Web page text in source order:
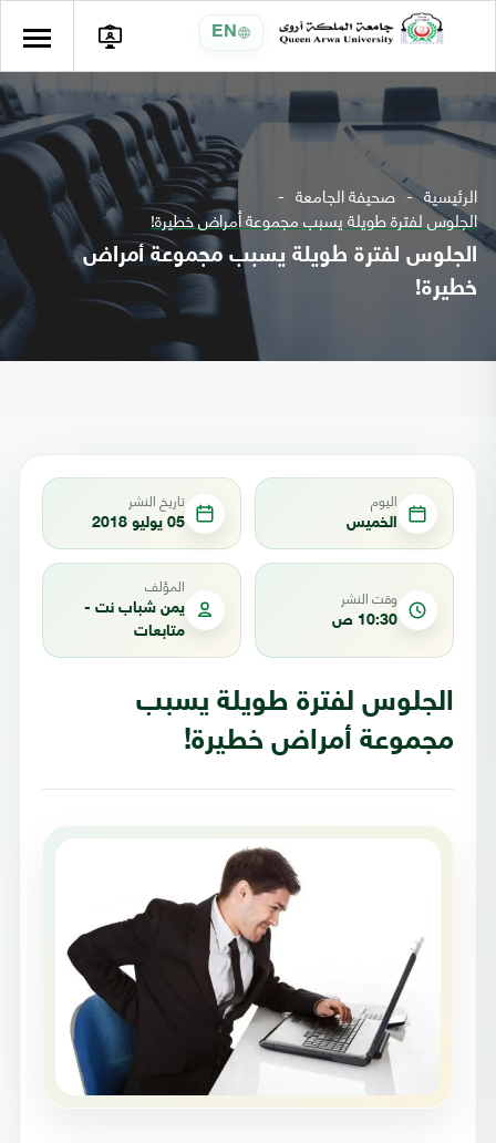
EN
الرئيسية صحيفة الجامعة
الجلوس لفترة طويلة يسبب مجموعة أمراض خطيرة!
الجلوس لفترة طويلة يسبب مجموعة أمراض
خطيرة!
اليوم
الخميس
تاريخ النشر
05 يوليو 2018
وقت النشر
10:30 ص
المؤلف
يمن شباب نت -
متابعات
الجلوس لفترة طويلة يسبب
مجموعة أمراض خطيرة!